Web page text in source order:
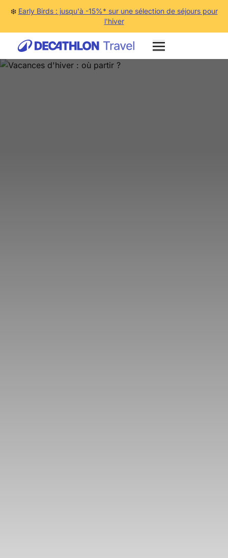
❄️ Early Birds : jusqu'à -15%* sur une sélection de séjours pour
l'hiver